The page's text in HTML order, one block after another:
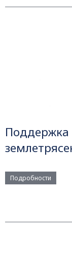
Поддержка
Подробности